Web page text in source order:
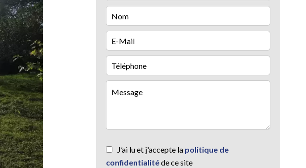
J’ai lu et j'accepte la politique de
confidentialitéde ce site